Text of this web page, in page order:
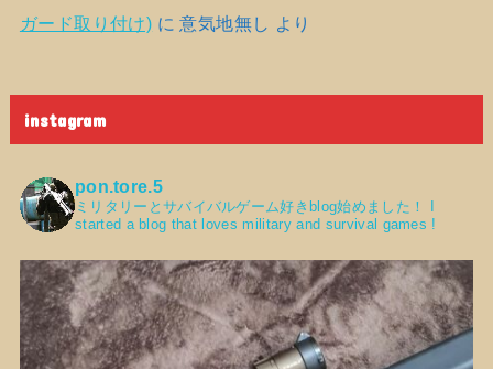
ガード取り付け) に意気地無し より
instagram
pon.tore.5
ミリタリーとサバイバルゲーム好きblog始めました！
started a blog that loves military and survival games !